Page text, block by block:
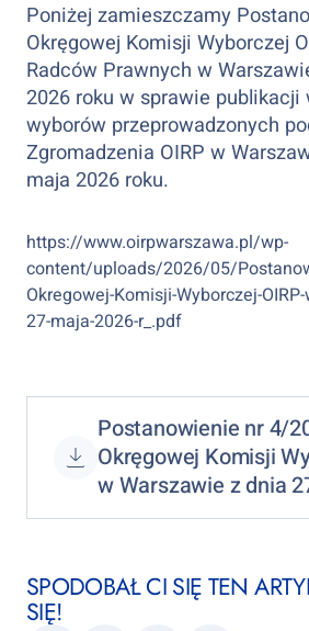
Poniżej zamieszczamy
Okręgowej Komisji Wyborczej
Radców Prawnych w
2026 roku w sprawie publikacji
wyborów przeprowadzonych
Zgromadzenia OIRP w
maja 2026 roku.
https://www.oirpwarszawa.pl/wp-
content/uploads/2026/05/
Okregowej-Komisji-Wyborczej-
27-maja-2026-r_.pdf
Postanowienie nr 4/
Okręgowej Komisji
w Warszawie z dnia
SPODOBAŁ CI SIĘ TEN
SIĘ!